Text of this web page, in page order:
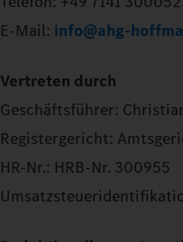
E-Mail: info@ahg-
Vertreten durch
Geschäftsführer:
Registergericht:
HR-Nr.: HRB-Nr. 300955